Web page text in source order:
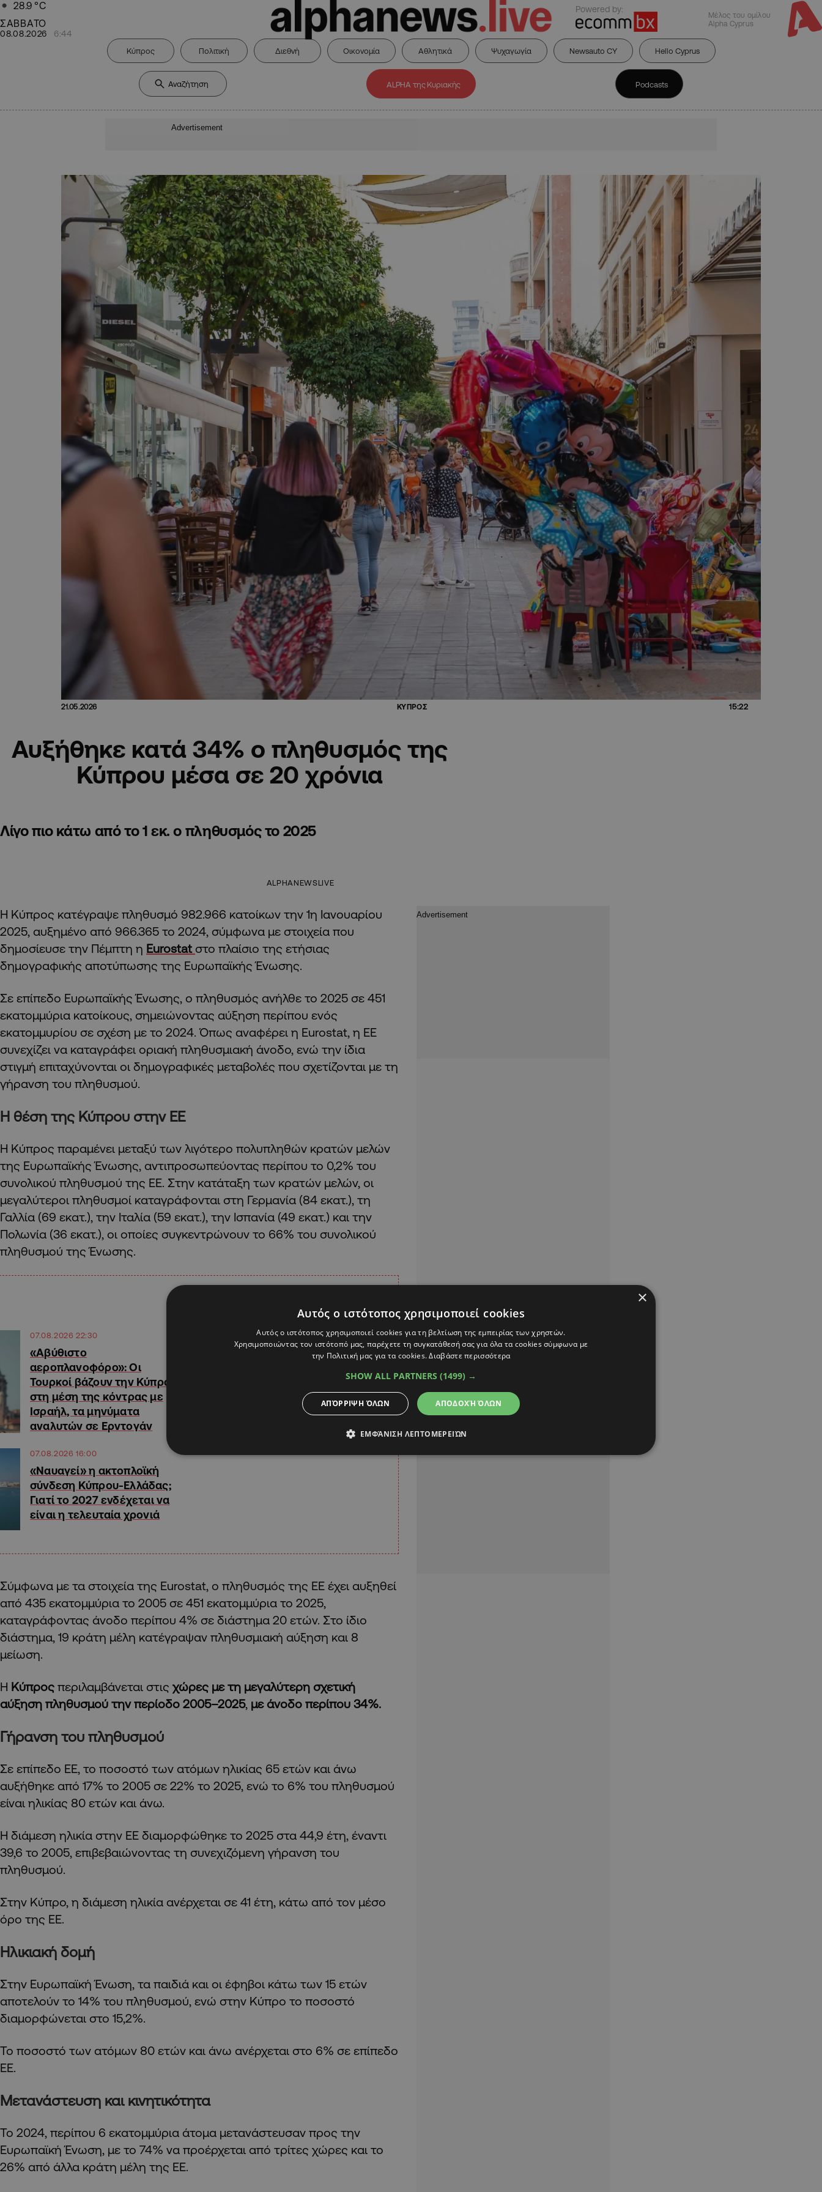
28.9 °C
ΣΑΒΒΑΤΟ
08.08.2026 6:44
Powered by:
Μέλος του ομίλου
Alpha Cyprus
Κύπρος Πολιτική Διεθνή Οικονομία Αθλητικά Ψυχαγωγία Newsauto CY Hello Cyprus
ALPHA της Κυριακής Podcasts
Advertisement
21.05.2026 ΚΥΠΡΟΣ 15:22
Αυξήθηκε κατά 34% ο πληθυσμός της
Κύπρου μέσα σε 20 χρόνια
Λίγο πιο κάτω από το 1 εκ. ο πληθυσμός το 2025
ALPHANEWSLIVE
Η Κύπρος κατέγραψε πληθυσμό 982.966 κατοίκων την 1η Ιανουαρίου
2025, αυξημένο από 966.365 το 2024, σύμφωνα με στοιχεία που
δημοσίευσε την Πέμπτη η Eurostat στο πλαίσιο της ετήσιας
δημογραφικής αποτύπωσης της Ευρωπαϊκής Ένωσης.
Σε επίπεδο Ευρωπαϊκής Ένωσης, ο πληθυσμός ανήλθε το 2025 σε 451
εκατομμύρια κατοίκους, σημειώνοντας αύξηση περίπου ενός
εκατομμυρίου σε σχέση με το 2024. Όπως αναφέρει η Eurostat, η ΕΕ
συνεχίζει να καταγράφει οριακή πληθυσμιακή άνοδο, ενώ την ίδια
στιγμή επιταχύνονται οι δημογραφικές μεταβολές που σχετίζονται με τη
γήρανση του πληθυσμού.
Η θέση της Κύπρου στην ΕΕ
Η Κύπρος παραμένει μεταξύ των λιγότερο πολυπληθών κρατών μελών
της Ευρωπαϊκής Ένωσης, αντιπροσωπεύοντας περίπου το 0,2% του
συνολικού πληθυσμού της ΕΕ. Στην κατάταξη των κρατών μελών, οι
μεγαλύτεροι πληθυσμοί καταγράφονται στη Γερμανία (84 εκατ.), τη
Γαλλία (69 εκατ.), την Ιταλία (59 εκατ.), την Ισπανία (49 εκατ.) και την
Πολωνία (36 εκατ.), οι οποίες συγκεντρώνουν το 66% του συνολικού
πληθυσμού της Ένωσης.
07.08.2026 22:30
«Αβύθιστο
αεροπλανοφόρο»: Οι
Τουρκοί βάζουν την Κύπρο
στη μέση της κόντρας με
Ισραήλ, τα μηνύματα
αναλυτών σε Ερντογάν
07.08.2026 16:00
«Ναυαγεί» η ακτοπλοϊκή
σύνδεση Κύπρου-Ελλάδας;
Γιατί το 2027 ενδέχεται να
είναι η τελευταία χρονιά
Σύμφωνα με τα στοιχεία της Eurostat, ο πληθυσμός της ΕΕ έχει αυξηθεί
από 435 εκατομμύρια το 2005 σε 451 εκατομμύρια το 2025,
καταγράφοντας άνοδο περίπου 4% σε διάστημα 20 ετών. Στο ίδιο
διάστημα, 19 κράτη μέλη κατέγραψαν πληθυσμιακή αύξηση και 8
μείωση.
Η Κύπρος περιλαμβάνεται στις χώρες με τη μεγαλύτερη σχετική
αύξηση πληθυσμού την περίοδο 2005–2025, με άνοδο περίπου 34%.
Γήρανση του πληθυσμού
Σε επίπεδο ΕΕ, το ποσοστό των ατόμων ηλικίας 65 ετών και άνω
αυξήθηκε από 17% το 2005 σε 22% το 2025, ενώ το 6% του πληθυσμού
είναι ηλικίας 80 ετών και άνω.
Η διάμεση ηλικία στην ΕΕ διαμορφώθηκε το 2025 στα 44,9 έτη, έναντι
39,6 το 2005, επιβεβαιώνοντας τη συνεχιζόμενη γήρανση του
πληθυσμού.
Στην Κύπρο, η διάμεση ηλικία ανέρχεται σε 41 έτη, κάτω από τον μέσο
όρο της ΕΕ.
Ηλικιακή δομή
Στην Ευρωπαϊκή Ένωση, τα παιδιά και οι έφηβοι κάτω των 15 ετών
αποτελούν το 14% του πληθυσμού, ενώ στην Κύπρο το ποσοστό
διαμορφώνεται στο 15,2%.
Το ποσοστό των ατόμων 80 ετών και άνω ανέρχεται στο 6% σε επίπεδο
ΕΕ.
Μετανάστευση και κινητικότητα
Το 2024, περίπου 6 εκατομμύρια άτομα μετανάστευσαν προς την
Ευρωπαϊκή Ένωση, με το 74% να προέρχεται από τρίτες χώρες και το
26% από άλλα κράτη μέλη της ΕΕ.
×
Αυτός ο ιστότοπος χρησιμοποιεί cookies
Αυτός ο ιστότοπος χρησιμοποιεί cookies για τη βελτίωση της εμπειρίας των χρηστών.
Χρησιμοποιώντας τον ιστότοπό μας, παρέχετε τη συγκατάθεσή σας για όλα τα cookies σύμφωνα με
την Πολιτική μας για τα cookies.Διαβάστε περισσότερα
SHOW ALL PARTNERS (1499) →
ΑΠΟΔΟΧΉ ΌΛΩΝ
ΑΠΌΡΡΙΨΗ ΌΛΩΝ
ΕΜΦΆΝΙΣΗ ΛΕΠΤΟΜΕΡΕΙΏΝ